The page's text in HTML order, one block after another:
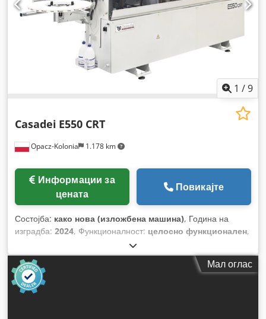
1 /9
Opacz-Kolonia 1.178 km
Casadei E550 CRT
цената
Повикајте
Состојба: како нова (изложбена машина), Година на
изградба: 2024, Функционалност: целосно функционален,
Ознака CE, документација / прирачник
Мал оглас